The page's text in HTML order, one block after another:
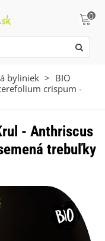
0
byliniek > BIO
crispum -
- Anthriscus
trebuľky